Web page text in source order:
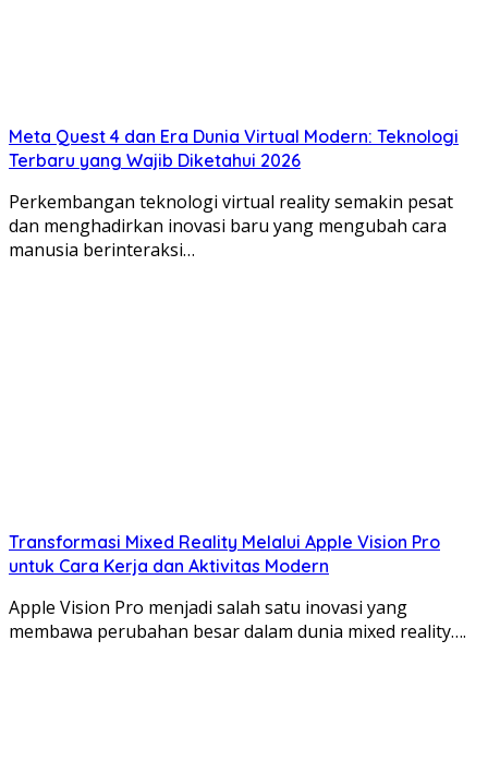
Meta Quest 4 dan Era Dunia Virtual Modern: Teknologi
Terbaru yang Wajib Diketahui 2026
Perkembangan teknologi virtual reality semakin pesat
dan menghadirkan inovasi baru yang mengubah cara
manusia berinteraksi…
Transformasi Mixed Reality Melalui Apple Vision Pro
untuk Cara Kerja dan Aktivitas Modern
Apple Vision Pro menjadi salah satu inovasi yang
membawa perubahan besar dalam dunia mixed reality….